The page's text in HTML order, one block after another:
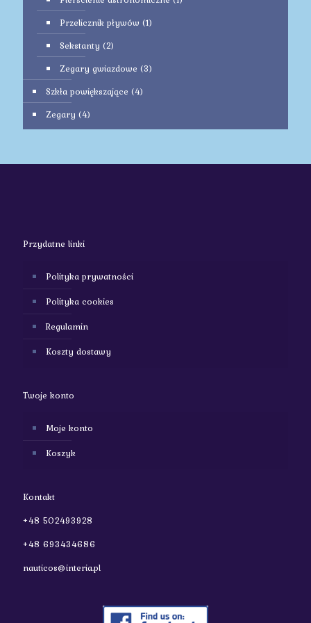
Przelicznik pływów (1)
Sekstanty (2)
Zegary gwiazdowe (3)
Szkła powiększające (4)
Zegary (4)
Przydatne linki
Polityka prywatności
Polityka cookies
Regulamin
Koszty dostawy
Twoje konto
Moje konto
Koszyk
Kontakt
+48 502493928
+48 693434686
nauticos@interia.pl